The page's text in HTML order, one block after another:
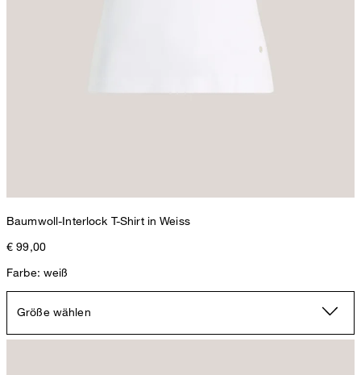
Baumwoll-Interlock T-Shirt in Weiss
€ 99,00
Farbe: weiß
Größe wählen